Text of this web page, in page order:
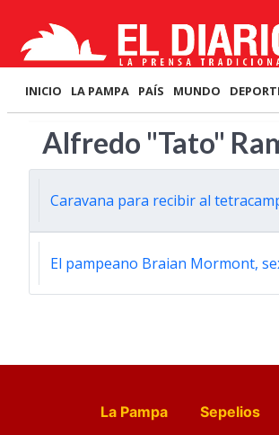
INICIO LA PAMPA PAÍS MUNDO
Alfredo "Tato"
Caravana para recibir al
El pampeano Braian Mormont,
La Pampa Sepelios